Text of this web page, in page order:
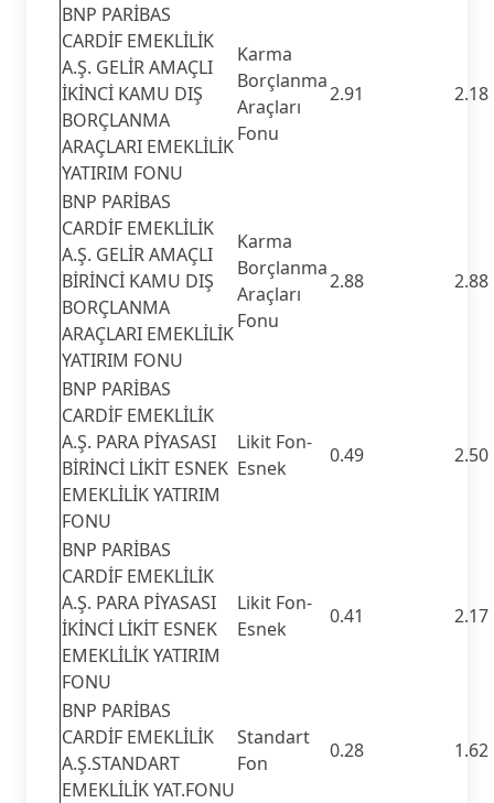
BNP PARİBAS
CARDİF EMEKLİLİK
A.Ş. GELİR AMAÇLI
İKİNCİ KAMU DIŞ
BORÇLANMA
ARAÇLARI EMEKLİLİK
YATIRIM FONU
Karma
Borçlanma
Araçları
Fonu
2.91 2.18
BNP PARİBAS
CARDİF EMEKLİLİK
A.Ş. GELİR AMAÇLI
BİRİNCİ KAMU DIŞ
BORÇLANMA
ARAÇLARI EMEKLİLİK
YATIRIM FONU
Karma
Borçlanma
Araçları
Fonu
2.88 2.88
BNP PARİBAS
CARDİF EMEKLİLİK
A.Ş. PARA PİYASASI
BİRİNCİ LİKİT ESNEK
EMEKLİLİK YATIRIM
FONU
Likit Fon-
Esnek
0.49 2.50
BNP PARİBAS
CARDİF EMEKLİLİK
A.Ş. PARA PİYASASI
İKİNCİ LİKİT ESNEK
EMEKLİLİK YATIRIM
FONU
Likit Fon-
Esnek
0.41 2.17
BNP PARİBAS
CARDİF EMEKLİLİK
A.Ş.STANDART
EMEKLİLİK YAT.FONU
Standart
Fon
0.28 1.62